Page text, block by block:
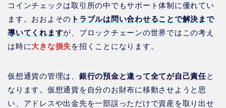
コインチェックは取引所の中でもサポート体制に優れてい
ます。おおよその トラブルは問い合わせることで解決まで
導いてくれますが、ブロックチェーンの世界ではこの考え
は時に大きな損失を招くことになります。
仮想通貨の管理は、 銀行の預金と違って全てが自己責任と
なります。仮想通貨を自分のお財布に移動させようと思
い、アドレスや出金先を一部誤っただけで資産を取り出せ